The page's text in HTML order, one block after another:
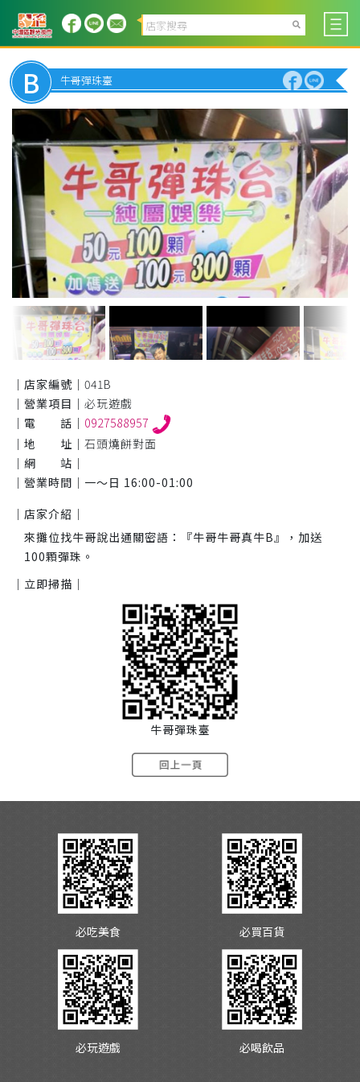
B 牛哥彈珠臺
｜店家編號｜ 041B
｜營業項目｜ 必玩遊戲
｜電 話｜ 0927588957
｜地 址｜ 石頭燒餅對面
｜網 站｜
｜營業時間｜ 一～日 16:00-01:00
｜店家介紹｜
來攤位找牛哥說出通關密語：『牛哥牛哥真牛B』，加送
100顆彈珠。
｜立即掃描｜
牛哥彈珠臺
必吃美食 必買百貨
必玩遊戲 必喝飲品